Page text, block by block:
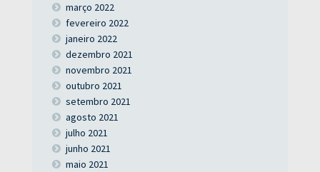
março 2022
fevereiro 2022
janeiro 2022
dezembro 2021
novembro 2021
outubro 2021
setembro 2021
agosto 2021
julho 2021
junho 2021
maio 2021